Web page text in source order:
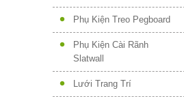
Phụ Kiện Treo Pegboard
Phụ Kiện Cài Rãnh
Slatwall
Lưới Trang Trí